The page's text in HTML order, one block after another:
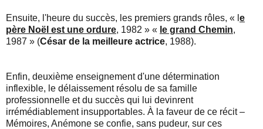
Ensuite, l'heure du succès, les premiers grands rôles, « l e
père Noël est une ordure, 1982 » « le grand Chemin,
1987 » (César de la meilleure actrice, 1988).
Enfin, deuxième enseignement d'une détermination
inflexible, le délaissement résolu de sa famille
professionnelle et du succès qui lui devinrent
irrémédiablement insupportables. À la faveur de ce récit –
Mémoires, Anémone se confie, sans pudeur, sur ces